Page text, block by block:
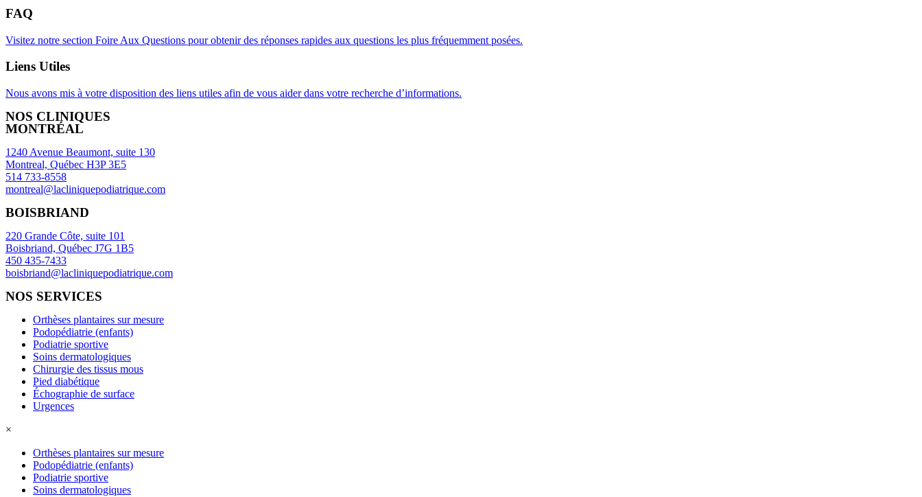
FAQ
Visitez notre section Foire Aux Questions pour obtenir des réponses rapides aux questions les plus fréquemment posées.
Liens Utiles
Nous avons mis à votre disposition des liens utiles afin de vous aider dans votre recherche d’informations.
NOS CLINIQUES
MONTRÉAL
1240 Avenue Beaumont, suite 130
Montreal, Québec H3P 3E5
514 733-8558
montreal@lacliniquepodiatrique.com
BOISBRIAND
220 Grande Côte, suite 101
Boisbriand, Québec J7G 1B5
450 435-7433
boisbriand@lacliniquepodiatrique.com
NOS SERVICES
Orthèses plantaires sur mesure
Podopédiatrie (enfants)
Podiatrie sportive
Soins dermatologiques
Chirurgie des tissus mous
Pied diabétique
Échographie de surface
Urgences
×
Orthèses plantaires sur mesure
Podopédiatrie (enfants)
Podiatrie sportive
Soins dermatologiques